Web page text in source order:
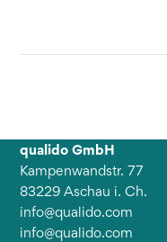
qualido GmbH
Kampenwandstr. 77
83229 Aschau i. Ch.
info@qualido.com
info@qualido.com